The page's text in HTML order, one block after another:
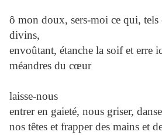
ô mon doux, sers-moi ce qui, tels
divins,
envoûtant, étanche la soif et erre
méandres du cœur
laisse-nous
entrer en gaieté, nous griser,
nos têtes et frapper des mains et